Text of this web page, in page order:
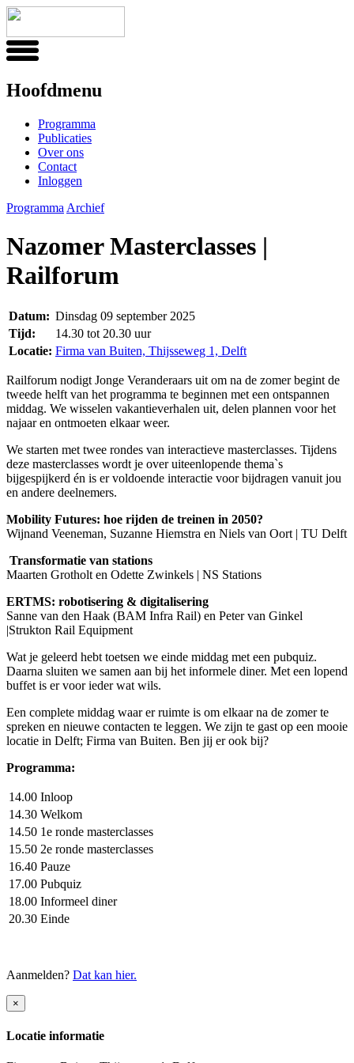
Hoofdmenu
Programma
Publicaties
Over ons
Contact
Inloggen
Programma Archief
Nazomer Masterclasses |
Railforum
Datum: Dinsdag 09 september 2025
Tijd:
14.30 tot 20.30 uur
Locatie: Firma van Buiten, Thijsseweg 1, Delft
Railforum nodigt Jonge Veranderaars uit om na de zomer begint de
tweede helft van het programma te beginnen met een ontspannen
middag. We wisselen vakantieverhalen uit, delen plannen voor het
najaar en ontmoeten elkaar weer.
We starten met twee rondes van interactieve masterclasses. Tijdens
deze masterclasses wordt je over uiteenlopende thema`s
bijgespijkerd én is er voldoende interactie voor bijdragen vanuit jou
en andere deelnemers.
Mobility Futures: hoe rijden de treinen in 2050?
Wijnand Veeneman, Suzanne Hiemstra en Niels van Oort | TU Delft
Transformatie van stations
Maarten Grotholt en Odette Zwinkels | NS Stations
ERTMS: robotisering & digitalisering
Sanne van den Haak (BAM Infra Rail) en Peter van Ginkel
|Strukton Rail Equipment
Wat je geleerd hebt toetsen we einde middag met een pubquiz.
Daarna sluiten we samen aan bij het informele diner. Met een lopend
buffet is er voor ieder wat wils.
Een complete middag waar er ruimte is om elkaar na de zomer te
spreken en nieuwe contacten te leggen. We zijn te gast op een mooie
locatie in Delft; Firma van Buiten. Ben jij er ook bij?
Programma:
14.00 Inloop
14.30 Welkom
14.50 1e ronde masterclasses
15.50 2e ronde masterclasses
16.40 Pauze
17.00 Pubquiz
18.00 Informeel diner
20.30 Einde
Aanmelden? Dat kan hier.
×
Locatie informatie